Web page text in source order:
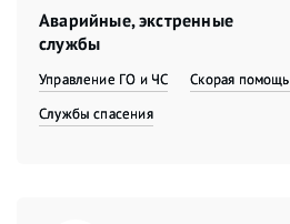
Аварийные, экстренные
службы
Управление ГО и ЧС Скорая помощь
Службы спасения